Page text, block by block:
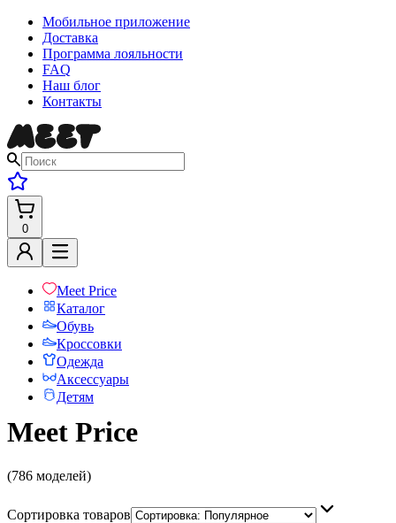
Мобильное приложение
Доставка
Программа лояльности
FAQ
Наш блог
Контакты
0
Meet Price
Каталог
Обувь
Кроссовки
Одежда
Аксессуары
Детям
Meet Price
(786 моделей)
Сортировка товаров